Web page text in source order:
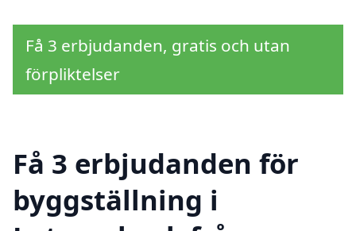
Få 3 erbjudanden, gratis och utan
förpliktelser
Få 3 erbjudanden för
byggställning i